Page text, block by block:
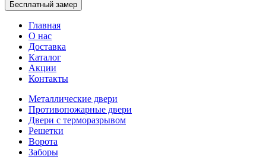
Бесплатный замер
Главная
О нас
Доставка
Каталог
Акции
Контакты
Металлические двери
Противопожарные двери
Двери с терморазрывом
Решетки
Ворота
Заборы